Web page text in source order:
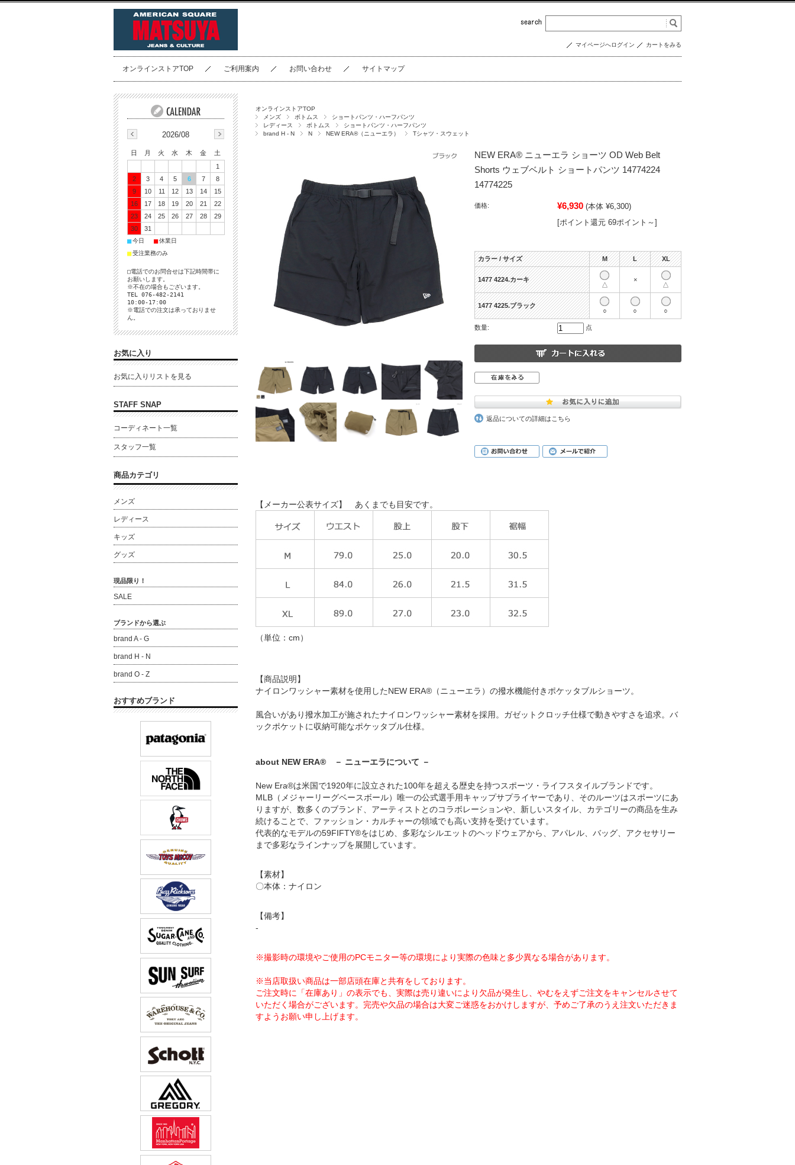
マイページへログイン カートをみる
オンラインストアTOP ご利用案内 お問い合わせ サイトマップ
オンラインストアTOP
メンズ
ボトムス
ショートパンツ・ハーフパンツ
レディース
ボトムス
ショートパンツ・ハーフパンツ
brand H - N
N NEW ERA®（ニューエラ） Tシャツ・スウェット
NEW ERA® ニューエラ ショーツ OD Web Belt
Shorts ウェブベルト ショートパンツ 14774224
14774225
価格: ¥6,930 (本体 ¥6,300)
[ポイント還元 69ポイント～]
カラー / サイズ M L XL
1477 4224.カーキ
△
×
△
1477 4225.ブラック
○ ○ ○
数量: 点
返品についての詳細はこちら
【メーカー公表サイズ】 あくまでも目安です。
（単位：cm）
【商品説明】
ナイロンワッシャー素材を使用したNEW ERA®（ニューエラ）の撥水機能付きポケッタブルショーツ。
風合いがあり撥水加工が施されたナイロンワッシャー素材を採用。ガゼットクロッチ仕様で動きやすさを追求。バ
ックポケットに収納可能なポケッタブル仕様。
about NEW ERA® － ニューエラについて －
New Era®は米国で1920年に設立された100年を超える歴史を持つスポーツ・ライフスタイルブランドです。
MLB（メジャーリーグベースボール）唯一の公式選手用キャップサプライヤーであり、そのルーツはスポーツにあ
りますが、数多くのブランド、アーティストとのコラボレーションや、新しいスタイル、カテゴリーの商品を生み
続けることで、ファッション・カルチャーの領域でも高い支持を受けています。
代表的なモデルの59FIFTY®をはじめ、多彩なシルエットのヘッドウェアから、アパレル、バッグ、アクセサリー
まで多彩なラインナップを展開しています。
【素材】
〇本体：ナイロン
【備考】
-
※撮影時の環境やご使用のPCモニター等の環境により実際の色味と多少異なる場合があります。
※当店取扱い商品は一部店頭在庫と共有をしております。
ご注文時に「在庫あり」の表示でも、実際は売り違いにより欠品が発生し、やむをえずご注文をキャンセルさせて
いただく場合がございます。完売や欠品の場合は大変ご迷惑をおかけしますが、予めご了承のうえ注文いただきま
すようお願い申し上げます。
2026/08
日 月 火 水 木 金
土
1
2
3 4 5 6 7
8
9
10 11 12 13 14
15
16
17 18 19 20 21
22
23
24 25 26 27 28
29
30
31
■今日 ■休業日
■受注業務のみ
□電話でのお問合せは下記時間帯に
お願いします。
※不在の場合もございます。
TEL 076-482-2141
10:00-17:00
※電話での注文は承っておりませ
ん。
お気に入り
お気に入りリストを見る
STAFF SNAP
コーディネート一覧
スタッフ一覧
商品カテゴリ
メンズ
レディース
キッズ
グッズ
現品限り！
SALE
ブランドから選ぶ
brand A - G
brand H - N
brand O - Z
おすすめブランド